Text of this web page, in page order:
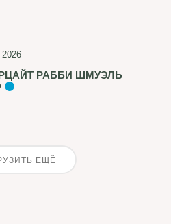
2026
РАББИ ШМУЭЛЬ
ЕЩЁ